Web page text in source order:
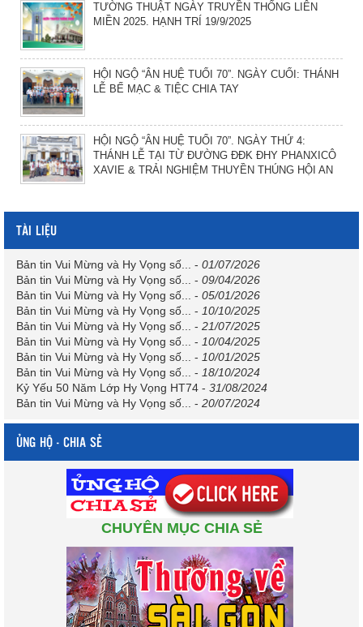
TƯỜNG THUẬT NGÀY TRUYỀN THỐNG LIÊN
MIỀN 2025. HẠNH TRÍ 19/9/2025
HỘI NGỘ “ÂN HUỆ TUỔI 70”. NGÀY CUỐI: THÁNH
LỄ BẾ MẠC & TIỆC CHIA TAY
HỘI NGỘ “ÂN HUỆ TUỔI 70”. NGÀY THỨ 4:
THÁNH LỄ TẠI TỪ ĐƯỜNG ĐĐK ĐHY PHANXICÔ
XAVIE & TRẢI NGHIỆM THUYỀN THÚNG HỘI AN
TÀI LIỆU
Bản tin Vui Mừng và Hy Vọng số... - 01/07/2026
Bản tin Vui Mừng và Hy Vọng số... - 09/04/2026
Bản tin Vui Mừng và Hy Vọng số... - 05/01/2026
Bản tin Vui Mừng và Hy Vọng số... - 10/10/2025
Bản tin Vui Mừng và Hy Vọng số... - 21/07/2025
Bản tin Vui Mừng và Hy Vọng số... - 10/04/2025
Bản tin Vui Mừng và Hy Vọng số... - 10/01/2025
Bản tin Vui Mừng và Hy Vọng số... - 18/10/2024
Kỷ Yếu 50 Năm Lớp Hy Vọng HT74 - 31/08/2024
Bản tin Vui Mừng và Hy Vọng số... - 20/07/2024
ỦNG HỘ - CHIA SẺ
CHUYÊN MỤC CHIA SẺ